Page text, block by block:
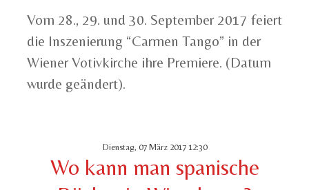
Vom 28., 29. und 30. September 2017 feiert
die Inszenierung “Carmen Tango” in der
Wiener Votivkirche ihre Premiere. (Datum
wurde geändert).
Dienstag, 07 März 2017 12:30
Wo kann man spanische